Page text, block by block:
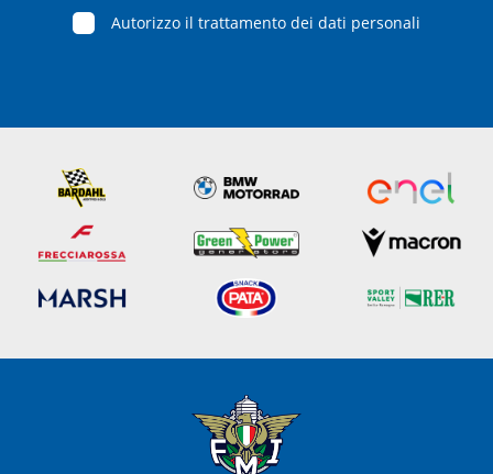
Autorizzo il trattamento dei dati personali